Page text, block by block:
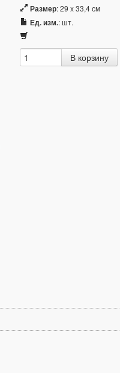
Размер: 29 x 33,4 см
Ед. изм.: шт.